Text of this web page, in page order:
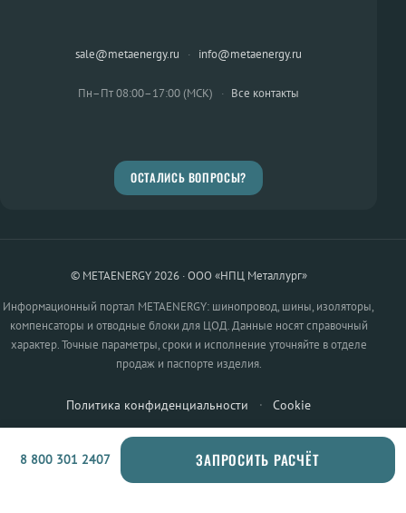
sale@metaenergy.ru · info@metaenergy.ru
Пн–Пт 08:00–17:00 (МСК) · Все контакты
ОСТАЛИСЬ ВОПРОСЫ?
© METAENERGY 2026 · ООО «НПЦ Металлург»
Информационный портал METAENERGY: шинопровод, шины, изоляторы,
компенсаторы и отводные блоки для ЦОД. Данные носят справочный
характер. Точные параметры, сроки и исполнение уточняйте в отделе
продаж и паспорте изделия.
Политика конфиденциальности · Cookie
8 800 301 2407 ЗАПРОСИТЬ РАСЧЁТ